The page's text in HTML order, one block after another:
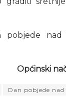
pobjede nad
Općinski
Dan pobjede